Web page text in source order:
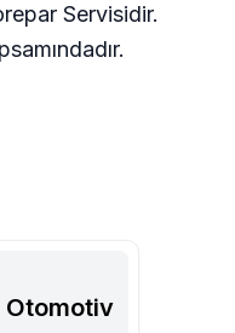
Servisidir.
Otomotiv